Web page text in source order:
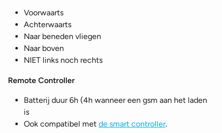
Voorwaarts
Achterwaarts
Naar beneden vliegen
Naar boven
NIET links noch rechts
Remote Controller
Batterij duur 6h (4h wanneer een gsm aan het laden
is
Ook compatibel met de smart controller.